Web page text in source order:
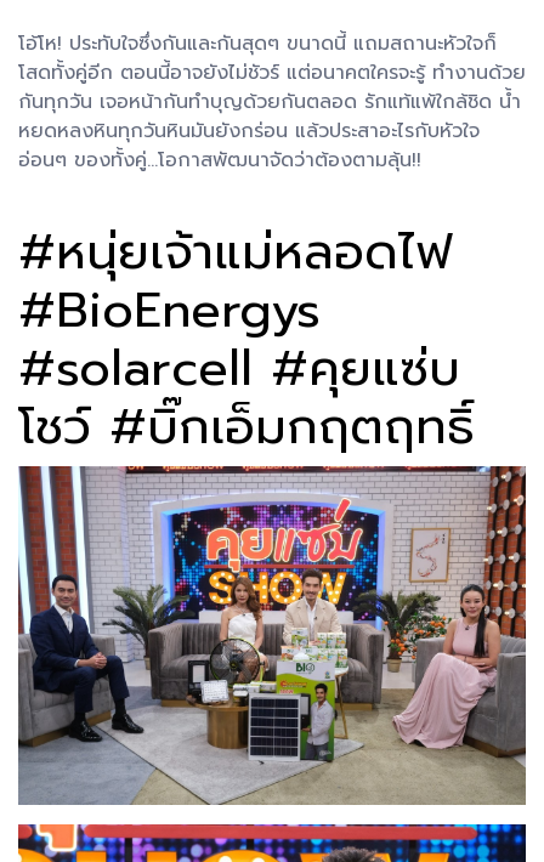
โอ้โห! ประทับใจซึ่งกันและกันสุดๆ ขนาดนี้ แถมสถานะหัวใจก็
โสดทั้งคู่อีก ตอนนี้อาจยังไม่ชัวร์ แต่อนาคตใครจะรู้ ทำงานด้วย
กันทุกวัน เจอหน้ากันทำบุญด้วยกันตลอด รักแท้แพ้ใกล้ชิด น้ำ
หยดหลงหินทุกวันหินมันยังกร่อน แล้วประสาอะไรกับหัวใจ
อ่อนๆ ของทั้งคู่...โอกาสพัฒนาจัดว่าต้องตามลุ้น!!
#หนุ่ยเจ้าแม่หลอดไฟ
#BioEnergys
#solarcell #คุยแซ่บ
โชว์ #บิ๊กเอ็มกฤตฤทธิ์